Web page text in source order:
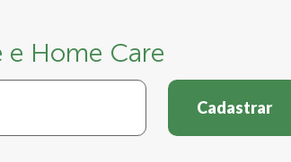
e Home Care
Cadastrar